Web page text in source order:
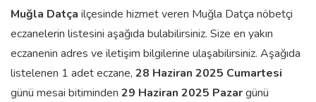
Muğla Datça ilçesinde hizmet veren Muğla Datça nöbetçi
eczanelerin listesini aşağıda bulabilirsiniz. Size en yakın
eczanenin adres ve iletişim bilgilerine ulaşabilirsiniz. Aşağıda
listelenen 1 adet eczane, 28 Haziran 2025 Cumartesi
günü mesai bitiminden 29 Haziran 2025 Pazargünü